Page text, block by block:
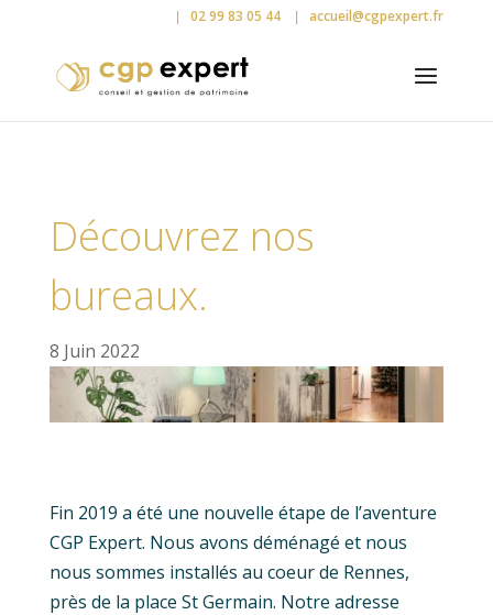
02 99 83 05 44 accueil@cgpexpert.fr
Découvrez nos
bureaux.
8 Juin 2022
Fin 2019 a été une nouvelle étape de l’aventure
CGP Expert. Nous avons déménagé et nous
nous sommes installés au coeur de Rennes,
près de la place St Germain. Notre adresse